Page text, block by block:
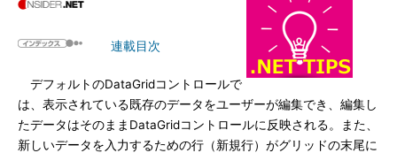
連載目次
デフォルトのDataGridコントロールで
は、表示されている既存のデータをユーザーが編集でき、編集し
たデータはそのままDataGridコントロールに反映される。また、
新しいデータを入力するための行（新規行）がグリッドの末尾に